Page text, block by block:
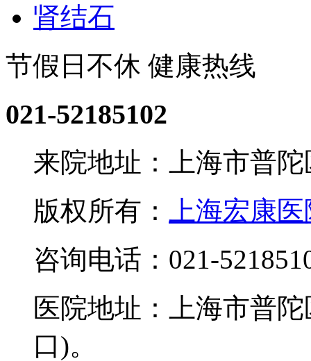
肾结石
节假日不休 健康热线
021-52185102
来院地址：上海市普
版权所有：
上海宏康
咨询电话：021-
医院地址：上海市普
口)。